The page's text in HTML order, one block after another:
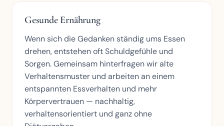
Gesunde Ernährung
Wenn sich die Gedanken ständig ums Essen
drehen, entstehen oft Schuldgefühle und
Sorgen. Gemeinsam hinterfragen wir alte
Verhaltensmuster und arbeiten an einem
entspannten Essverhalten und mehr
Körpervertrauen — nachhaltig,
verhaltensorientiert und ganz ohne